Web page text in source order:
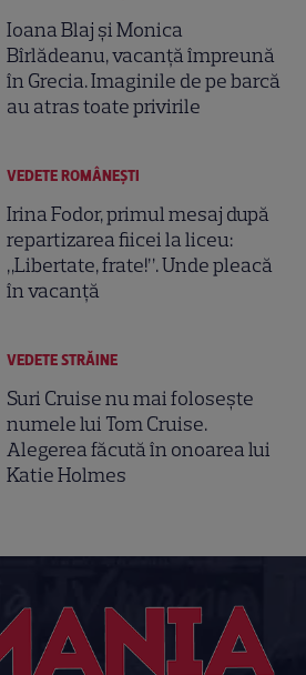
Ioana Blaj și Monica
Bîrlădeanu, vacanță împreună
în Grecia. Imaginile de pe barcă
au atras toate privirile
VEDETE ROMÂNEŞTI
Irina Fodor, primul mesaj după
repartizarea fiicei la liceu:
„Libertate, frate!”. Unde pleacă
în vacanță
VEDETE STRĂINE
Suri Cruise nu mai folosește
numele lui Tom Cruise.
Alegerea făcută în onoarea lui
Katie Holmes